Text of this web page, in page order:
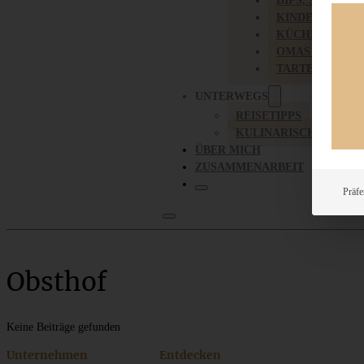
UNTERWEGS
REISETIPPS
KULINARISCH
ÜBER MICH
ZUSAMMENARBEIT
Obsthof
Keine Beiträge gefunden
Unternehmen Entdecken